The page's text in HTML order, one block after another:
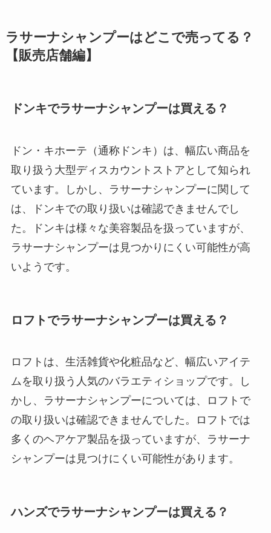
ラサーナシャンプーはどこで売ってる？
【販売店舗編】
ドンキでラサーナシャンプーは買える？
ドン・キホーテ（通称ドンキ）は、幅広い商品を
取り扱う大型ディスカウントストアとして知られ
ています。しかし、ラサーナシャンプーに関して
は、ドンキでの取り扱いは確認できませんでし
た 。ドンキは様々な美容製品を扱っていますが、
ラサーナシャンプーは見つかりにくい可能性が高
いようです。
ロフトでラサーナシャンプーは買える？
ロフトは、生活雑貨や化粧品など、幅広いアイテ
ムを取り扱う人気のバラエティショップです。し
かし、ラサーナシャンプーについては、ロフトで
の取り扱いは確認できませんでした。ロフトでは
多くのヘアケア製品を扱っていますが、ラサーナ
シャンプーは見つけにくい可能性があります。
ハンズでラサーナシャンプーは買える？